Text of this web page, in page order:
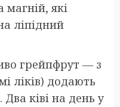
які
ліпідний
грейпфрут — з
ліків) додають
ківі на день у